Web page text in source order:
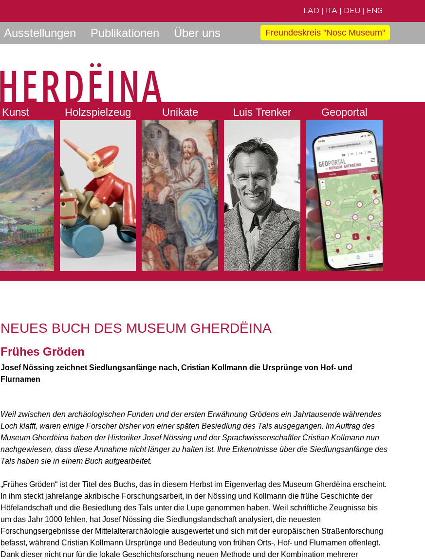
LAD | ITA | DEU | ENG
Ausstellungen Publikationen Über uns Freundeskreis "Nosc Museum"
Kunst Holzspielzeug Unikate Luis Trenker Geoportal
NEUES BUCH DES MUSEUM GHERDËINA
Frühes Gröden
Josef Nössing zeichnet Siedlungsanfänge nach, Cristian Kollmann die Ursprünge von Hof- und
Flurnamen
Weil zwischen den archäologischen Funden und der ersten Erwähnung Grödens ein Jahrtausende währendes
Loch klafft, waren einige Forscher bisher von einer späten Besiedlung des Tals ausgegangen. Im Auftrag des
Museum Gherdëina haben der Historiker Josef Nössing und der Sprachwissenschaftler Cristian Kollmann nun
nachgewiesen, dass diese Annahme nicht länger zu halten ist. Ihre Erkenntnisse über die Siedlungsanfänge des
Tals haben sie in einem Buch aufgearbeitet.
„Frühes Gröden“ ist der Titel des Buchs, das in diesem Herbst im Eigenverlag des Museum Gherdëina erscheint.
In ihm steckt jahrelange akribische Forschungsarbeit, in der Nössing und Kollmann die frühe Geschichte der
Höfelandschaft und die Besiedlung des Tals unter die Lupe genommen haben. Weil schriftliche Zeugnisse bis
um das Jahr 1000 fehlen, hat Josef Nössing die Siedlungslandschaft analysiert, die neuesten
Forschungsergebnisse der Mittelalterarchäologie ausgewertet und sich mit der europäischen Straßenforschung
befasst, während Cristian Kollmann Ursprünge und Bedeutung von frühen Orts-, Hof- und Flurnamen offenlegt.
Dank dieser nicht nur für die lokale Geschichtsforschung neuen Methode und der Kombination mehrerer